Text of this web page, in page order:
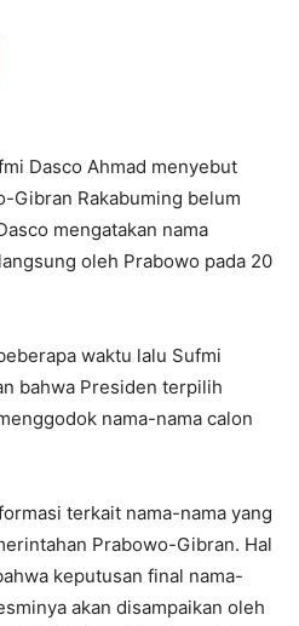
Dasco Ahmad menyebut
Gibran Rakabuming belum
mengatakan nama
oleh Prabowo pada 20
waktu lalu Sufmi
bahwa Presiden terpilih
nama-nama calon
terkait nama-nama yang
Prabowo-Gibran. Hal
keputusan final nama-
akan disampaikan oleh